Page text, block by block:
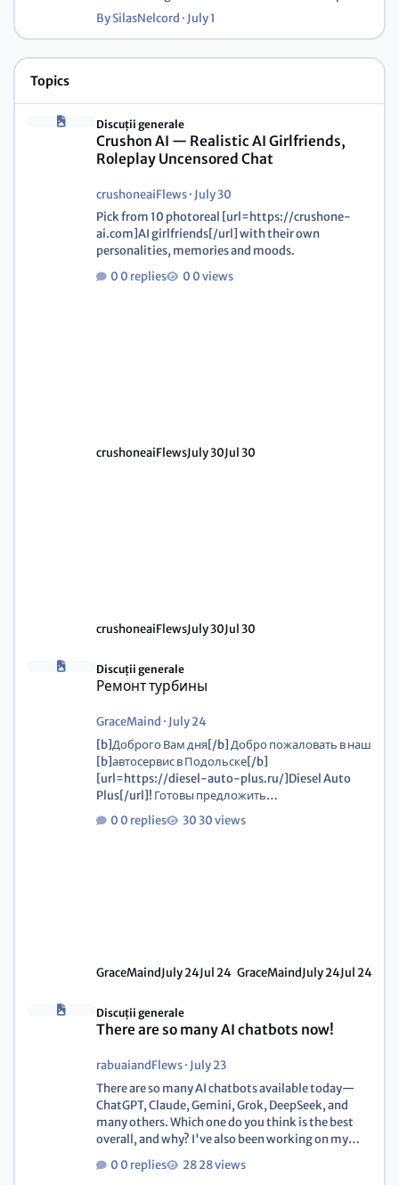
BySilasNelcord · July 1
Topics
Discuții generale
Crushon AI — Realistic AI Girlfriends,
Roleplay Uncensored Chat
crushoneaiFlews· July 30
Pick from 10 photoreal [url=https://crushone-
ai.com]AI girlfriends[/url] with their own
personalities, memories and moods.
0 replies
0 views
crushoneaiFlewsJuly 30Jul 30
crushoneaiFlewsJuly 30Jul 30
Discuții generale
Ремонт турбины
GraceMaind · July 24
[b]Доброго Вам дня[/b] Добро пожаловать в наш
[b]автосервис в Подольске[/b]
[url=https://diesel-auto-plus.ru/]Diesel Auto
Plus[/url]! Готовы предложить
высококачественные услуги по ремонту и
обслуживанию вашего автомобиля.
0 replies 30 views
GraceMaindJuly 24Jul 24 GraceMaindJuly 24Jul 24
Discuții generale
There are so many AI chatbots now!
rabuaiandFlews·July 23
There are so many AI chatbots available today—
ChatGPT, Claude, Gemini, Grok, DeepSeek, and
many others. Which one do you think is the best
overall, and why? I've also been working on my
own AI chat project and would really appreciate
your feedback: https://rabu-ai.org
0 replies 28 views